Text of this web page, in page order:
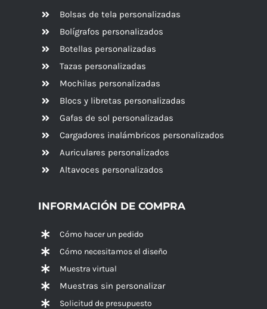
Bolsas de tela personalizadas
Bolígrafos personalizados
Botellas personalizadas
Tazas personalizadas
Mochilas personalizadas
Blocs y libretas personalizadas
Gafas de sol personalizadas
Cargadores inalámbricos personalizados
Auriculares personalizados
Altavoces personalizados
INFORMACIÓN DE COMPRA
Cómo hacer un pedido
Cómo necesitamos el diseño
Muestra virtual
Muestras sin personalizar
Solicitud de presupuesto